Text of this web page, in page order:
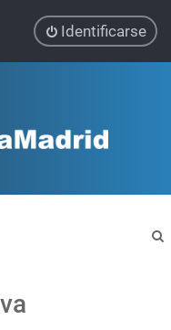
Identificarse